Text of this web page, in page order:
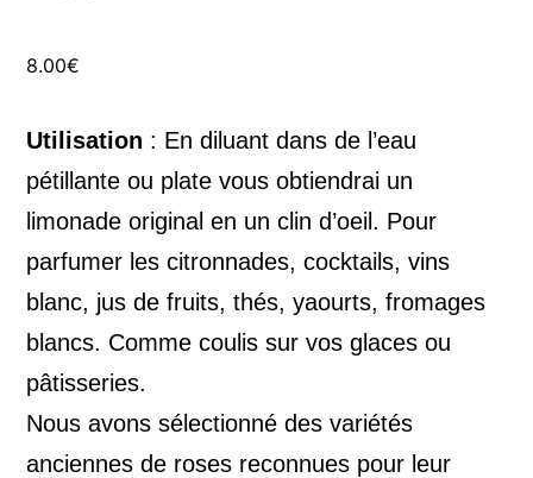
8.00€
Utilisation : En diluant dans de l’eau
pétillante ou plate vous obtiendrai un
limonade original en un clin d’oeil. Pour
parfumer les citronnades, cocktails, vins
blanc, jus de fruits, thés, yaourts, fromages
blancs. Comme coulis sur vos glaces ou
pâtisseries.
Nous avons sélectionné des variétés
anciennes de roses reconnues pour leur